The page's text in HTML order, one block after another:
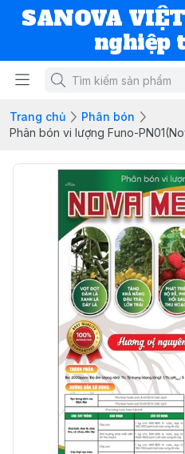
SANOVA
nghiệp
Trang chủ
Phân bón
Phân bón vi lượng Funo-